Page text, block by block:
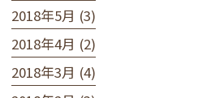
2018年5月 (3)
2018年4月 (2)
2018年3月 (4)